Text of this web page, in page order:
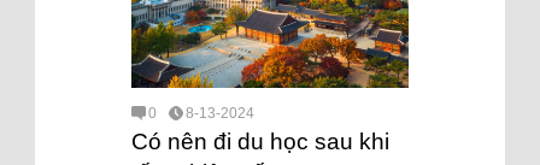
0 8-13-2024
Có nên đi du học sau khi